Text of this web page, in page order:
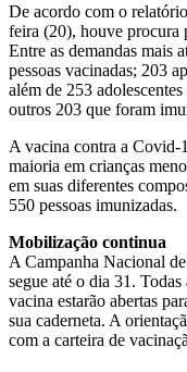
De acordo com o
feira (20), houve procura
Entre as demandas mais
pessoas vacinadas; 203
além de 253
outros 203 que foram
A vacina contra a Covid-
maioria em crianças
em suas diferentes
550 pessoas imunizadas.
Mobilização continua
A Campanha Nacional
segue até o dia 31.
vacina estarão abertas
sua caderneta. A
com a carteira de